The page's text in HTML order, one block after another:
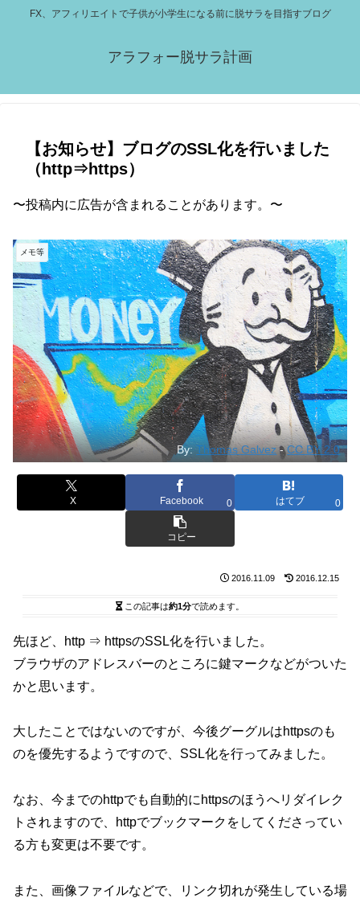
FX、アフィリエイトで子供が小学生になる前に脱サラを目指すブログ
アラフォー脱サラ計画
【お知らせ】ブログのSSL化を行いました
（http⇒https）
〜投稿内に広告が含まれることがあります。〜
メモ等
By:Thomas Galvez-CC BY 2.0
X Facebook 0 はてブ 0
コピー
2016.11.09 2016.12.15
この記事は約1分で読めます。
先ほど、http ⇒ httpsのSSL化を行いました。
ブラウザのアドレスバーのところに鍵マークなどがついた
かと思います。
大したことではないのですが、今後グーグルはhttpsのも
のを優先するようですので、SSL化を行ってみました。
なお、今までのhttpでも自動的にhttpsのほうへリダイレク
トされますので、httpでブックマークをしてくださってい
る方も変更は不要です。
また、画像ファイルなどで、リンク切れが発生している場